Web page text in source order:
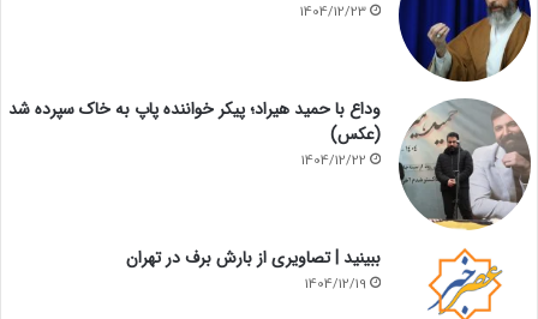
1404/12/23
وداع با حمید هیراد؛ پیکر خواننده پاپ به خاک سپرده شد
(عکس)
1404/12/22
ببینید | تصاویری از بارش برف در تهران
1404/12/19